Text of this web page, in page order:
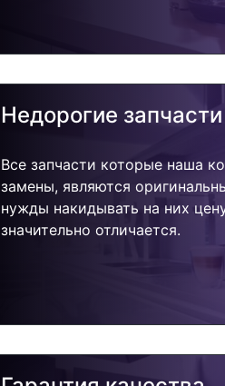
Недорогие запчасти
Все запчасти которые наша
замены, являются
нужды накидывать на них
значительно отличается.